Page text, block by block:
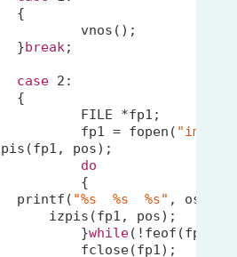
		}
break;
case 2 :
			fp1 = fopen(
pos);
do
printf ( "%s  %s  %s" ,
			}
while